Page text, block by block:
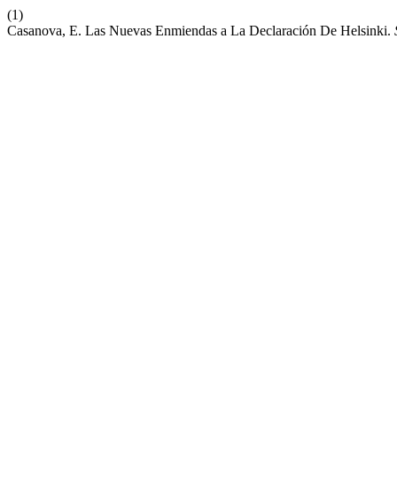
(1)
Casanova, E. Las Nuevas Enmiendas a La Declaración De Helsinki.